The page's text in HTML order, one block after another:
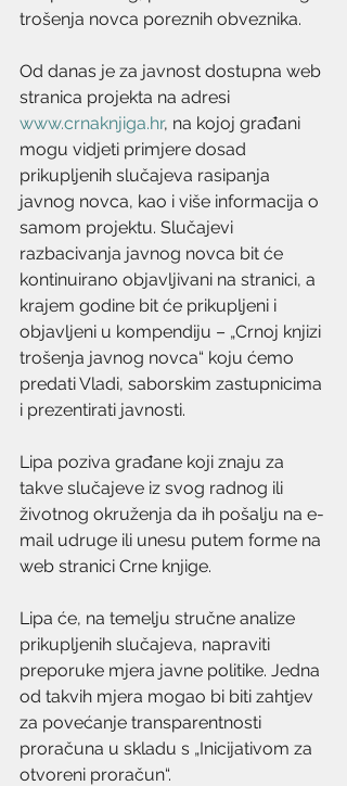
trošenja novca poreznih obveznika.
Od danas je za javnost dostupna web
stranica projekta na adresi
www.crnaknjiga.hr, na kojoj građani
mogu vidjeti primjere dosad
prikupljenih slučajeva rasipanja
javnog novca, kao i više informacija o
samom projektu. Slučajevi
razbacivanja javnog novca bit će
kontinuirano objavljivani na stranici, a
krajem godine bit će prikupljeni i
objavljeni u kompendiju – „Crnoj knjizi
trošenja javnog novca“ koju ćemo
predati Vladi, saborskim zastupnicima
i prezentirati javnosti.
Lipa poziva građane koji znaju za
takve slučajeve iz svog radnog ili
životnog okruženja da ih pošalju na e-
mail udruge ili unesu putem forme na
web stranici Crne knjige.
Lipa će, na temelju stručne analize
prikupljenih slučajeva, napraviti
preporuke mjera javne politike. Jedna
od takvih mjera mogao bi biti zahtjev
za povećanje transparentnosti
proračuna u skladu s „Inicijativom za
otvoreni proračun“.